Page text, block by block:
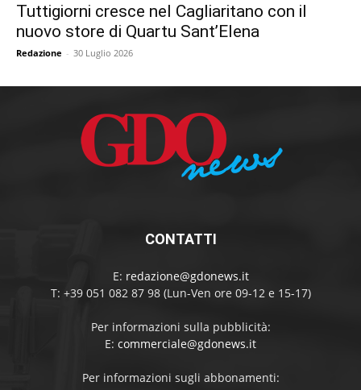
Tuttigiorni cresce nel Cagliaritano con il
nuovo store di Quartu Sant’Elena
Redazione - 30 Luglio 2026
CONTATTI
E: redazione@gdonews.it
T: +39 051 082 87 98 (Lun-Ven ore 09-12 e 15-17)
Per informazioni sulla pubblicità:
E: commerciale@gdonews.it
Per informazioni sugli abbonamenti: